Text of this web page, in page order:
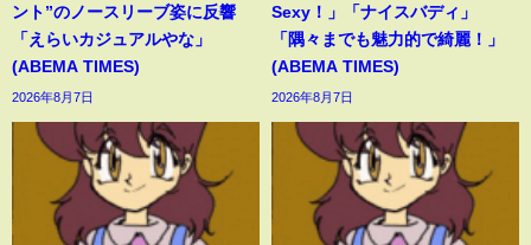
ント”のノースリーブ姿に反響
「えらいカジュアルやな」
(ABEMA TIMES)
2026年8月7日
Sexy！」「ナイスバディ」
「隅々までも魅力的で綺麗！」
(ABEMA TIMES)
2026年8月7日